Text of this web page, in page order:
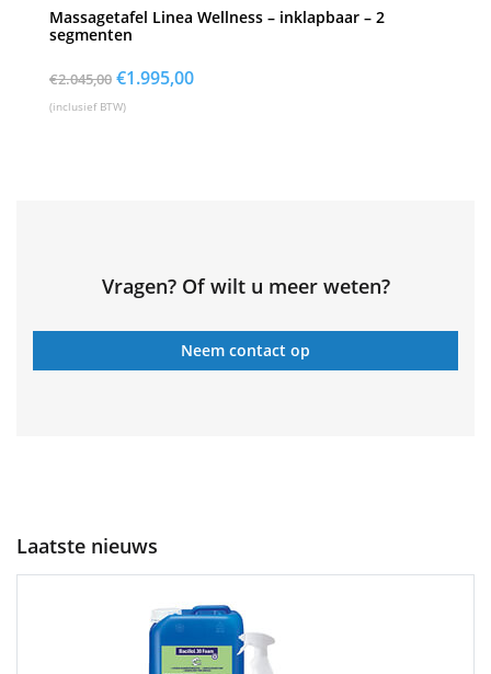
Massagetafel Linea Wellness – inklapbaar – 2
segmenten
€2.045,00 Oorspronkelijke
prijs
€1.995,00Huidige
(inclusief BTW)
Vragen? Of wilt u meer weten?
Neem contact op
Laatste nieuws